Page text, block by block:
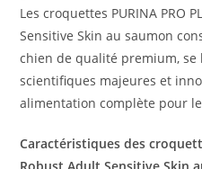
Les croquettes PURINA PRO
Sensitive Skin au saumon
chien de qualité premium, se
scientifiques majeures et
alimentation complète pour
Caractéristiques des